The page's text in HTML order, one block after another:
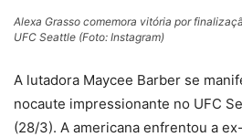
Alexa Grasso comemora vitória por
UFC Seattle (Foto: Instagram)
A lutadora Maycee Barber se
nocaute impressionante no UFC
(28/3). A americana enfrentou a